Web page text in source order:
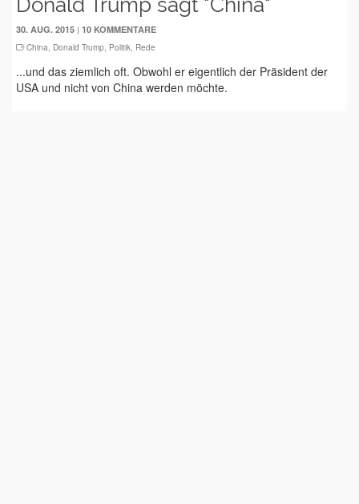
Donald Trump sagt "China"
30. AUG. 2015 | 10 KOMMENTARE
China, Donald Trump, Politik, Rede
...und das ziemlich oft. Obwohl er eigentlich der Präsident der
USA und nicht von China werden möchte.